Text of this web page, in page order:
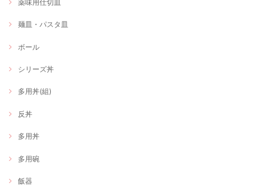
薬味用仕切皿
麺皿・パスタ皿
ボール
シリーズ丼
多用丼(組)
反丼
多用丼
多用碗
飯器